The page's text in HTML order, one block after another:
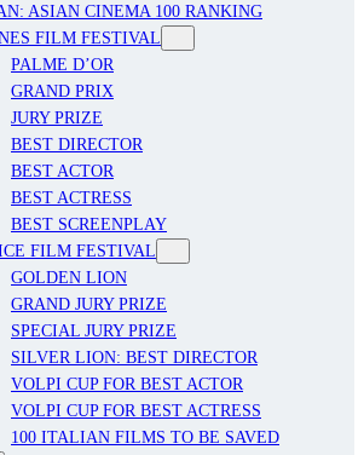
ASIAN CINEMA 100 RANKING
FILM FESTIVAL
PALME D’OR
GRAND PRIX
JURY PRIZE
BEST DIRECTOR
BEST ACTOR
BEST ACTRESS
BEST SCREENPLAY
FILM FESTIVAL
GOLDEN LION
GRAND JURY PRIZE
SPECIAL JURY PRIZE
SILVER LION: BEST DIRECTOR
VOLPI CUP FOR BEST ACTOR
VOLPI CUP FOR BEST ACTRESS
100 ITALIAN FILMS TO BE SAVED